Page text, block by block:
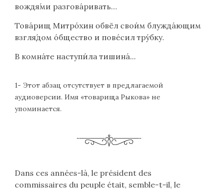
вождя́ми разгова́ривать…
Това́рищ Митро́хин обвёл свои́м блужда́ющим
взгля́дом о́бщество и пове́сил тру́бку.
В комна́те наступи́ла тишина́...
1- Этот абзац отсутствует в предлагаемой
аудиоверсии. Имя «товарища Рыкова» не
упоминается.
Dans ces années-là, le président des
commissaires du peuple était, semble-t-il, le